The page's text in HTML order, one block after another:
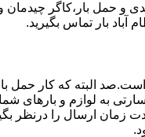
حمل بار،کاگر
آباد بار تماس بگیرید.
البته که کار حمل
به لوازم و بارهای
ارسال را درنظر